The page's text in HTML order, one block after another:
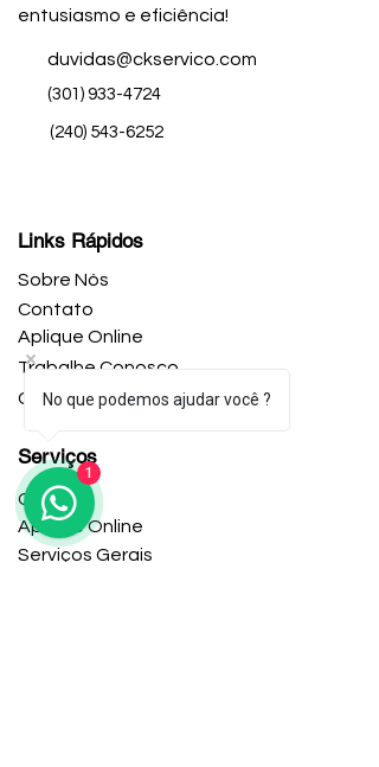
entusiasmo e eficiência!
duvidas@ckservico.com
(301) 933-4724
(240) 543-6252
Links Rápidos
Sobre Nós
Contato
Aplique Online
Trabalhe Conosco
Central de Ajuda
Serviços
Contato
Aplique Online
Serviços Gerais
No que podemos ajudar você ?
1